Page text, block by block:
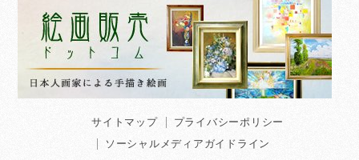
サイトマップ
プライバシーポリシー
ソーシャルメディアガイドライン